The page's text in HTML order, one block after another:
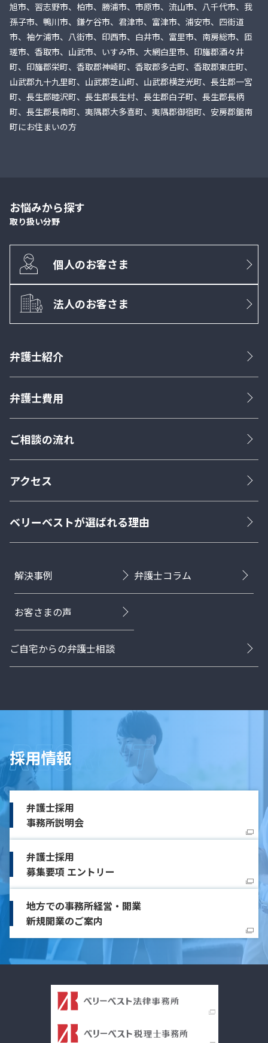
旭市、習志野市、柏市、勝浦市、市原市、流山市、八千代市、我
孫子市、鴨川市、鎌ケ谷市、君津市、富津市、浦安市、四街道
市、袖ケ浦市、八街市、印西市、白井市、富里市、南房総市、匝
瑳市、香取市、山武市、いすみ市、大網白里市、印旛郡酒々井
町、印旛郡栄町、香取郡神崎町、香取郡多古町、香取郡東庄町、
山武郡九十九里町、山武郡芝山町、山武郡横芝光町、長生郡一宮
町、長生郡睦沢町、長生郡長生村、長生郡白子町、長生郡長柄
町、長生郡長南町、夷隅郡大多喜町、夷隅郡御宿町、安房郡鋸南
町にお住まいの方
お悩みから探す
取り扱い分野
個人のお客さま
法人のお客さま
弁護士紹介
弁護士費用
ご相談の流れ
アクセス
ベリーベストが選ばれる理由
解決事例 弁護士コラム
お客さまの声
ご自宅からの弁護士相談
採用情報
弁護士採用
事務所説明会
弁護士採用
募集要項 エントリー
地方での事務所経営・開業
新規開業のご案内